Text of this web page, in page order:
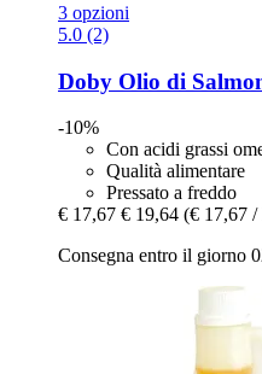
3 opzioni
5.0 (2)
Doby Olio di
-10%
Con acidi grassi
Qualità alimentare
Pressato a freddo
€ 17,67 € 19,64 (€ 17,67
Consegna entro il giorno